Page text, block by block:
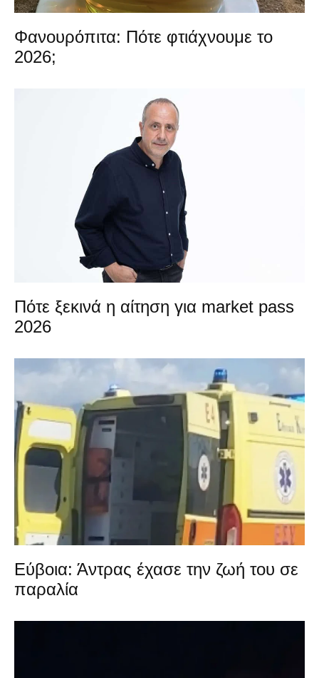
Φανουρόπιτα: Πότε φτιάχνουμε το
2026;
Πότε ξεκινά η αίτηση για market pass
2026
Εύβοια: Άντρας έχασε την ζωή του σε
παραλία